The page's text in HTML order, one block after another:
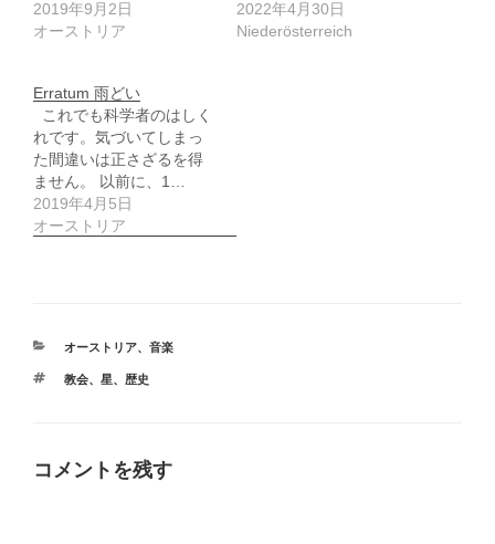
2019年9月2日
オーストリア
2022年4月30日
Niederösterreich
Erratum 雨どい
これでも科学者のはしく
れです。気づいてしまっ
た間違いは正さざるを得
ません。 以前に、1…
2019年4月5日
オーストリア
カ
ゴ
オーストリア、 音楽
タ
教会、 星、 歴史
コメントを残す